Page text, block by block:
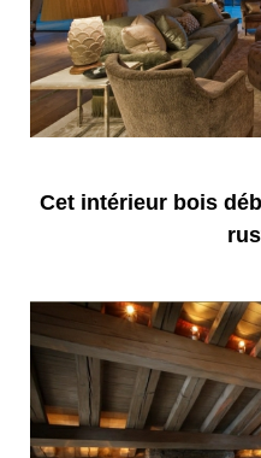
Cet intérieur bois